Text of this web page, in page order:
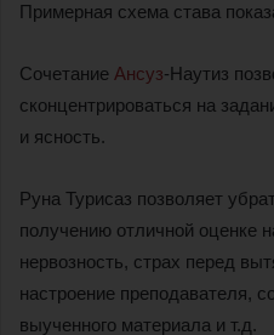
Примерная схема става
Сочетание Ансуз-Наутиз
сконцентрироваться на
и ясность.
Руна Турисаз позволяет
получению отличной оценке
нервозность, страх перед
настроение преподавателя,
выученного материала и т.д.